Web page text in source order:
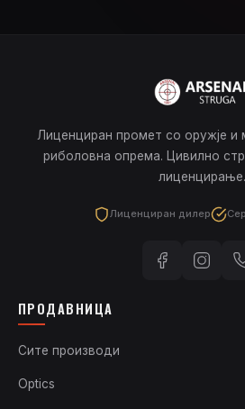
Лиценциран промет со оружје и
риболовна опрема. Цивилно
лиценцирање.
Лиценциран дилер
ПРОДАВНИЦА
Сите производи
Optics